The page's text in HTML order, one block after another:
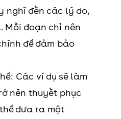
nghĩ đến các lý do,
Mỗi đoạn chỉ nên
để đảm bảo
Các ví dụ sẽ làm
nên thuyết phục
đưa ra một